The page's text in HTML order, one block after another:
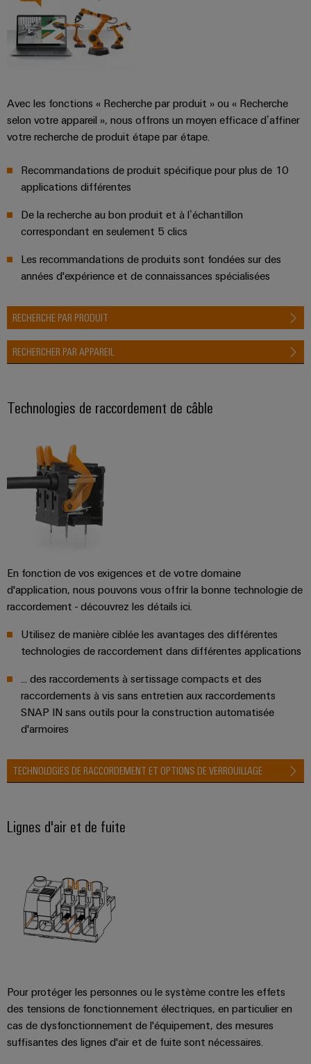
Avec les fonctions « Recherche par produit » ou « Recherche
selon votre appareil », nous offrons un moyen efficace d’affiner
votre recherche de produit étape par étape.
Recommandations de produit spécifique pour plus de 10
applications différentes
De la recherche au bon produit et à l’échantillon
correspondant en seulement 5 clics
Les recommandations de produits sont fondées sur des
années d'expérience et de connaissances spécialisées
RECHERCHE PAR PRODUIT
RECHERCHER PAR APPAREIL
Technologies de raccordement de câble
En fonction de vos exigences et de votre domaine
d'application, nous pouvons vous offrir la bonne technologie de
raccordement - découvrez les détails ici.
Utilisez de manière ciblée les avantages des différentes
technologies de raccordement dans différentes applications
... des raccordements à sertissage compacts et des
raccordements à vis sans entretien aux raccordements
SNAP IN sans outils pour la construction automatisée
d'armoires
TECHNOLOGIES DE RACCORDEMENT ET OPTIONS DE VERROUILLAGE
Lignes d'air et de fuite
Pour protéger les personnes ou le système contre les effets
des tensions de fonctionnement électriques, en particulier en
cas de dysfonctionnement de l'équipement, des mesures
suffisantes des lignes d'air et de fuite sont nécessaires.